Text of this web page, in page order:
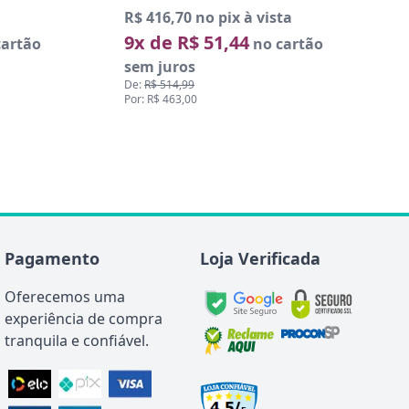
Pagamento
Oferecemos uma
experiência de compra
tranquila e confiável.
Loja Verificada